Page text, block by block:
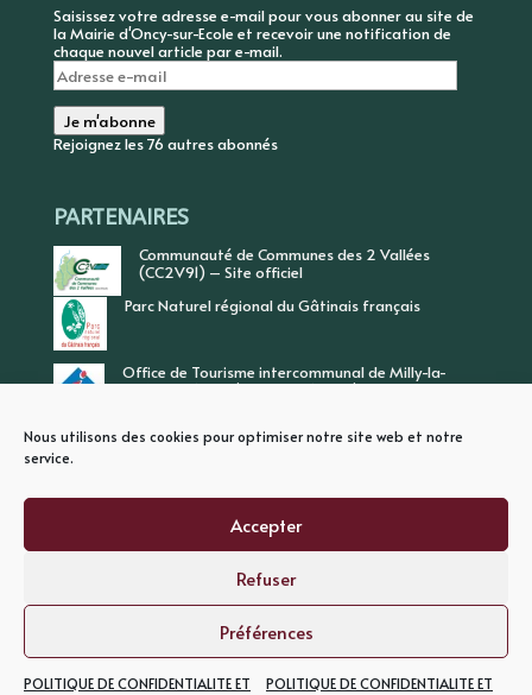
Nous utilisons des cookies pour optimiser notre site web et notre
service.
Accepter
Refuser
Préférences
POLITIQUE DE CONFIDENTIALITE ET POLITIQUE DE CONFIDENTIALITE ET
Saisissez votre adresse e-mail pour vous abonner au site de
la Mairie d'Oncy-sur-Ecole et recevoir une notification de
chaque nouvel article par e-mail.
Adresse
e-
mail
Je m'abonne
Rejoignez les 76 autres abonnés
PARTENAIRES
Communauté de Communes des 2 Vallées
(CC2V91) – Site officiel
Parc Naturel régional du Gâtinais français
Office de Tourisme intercommunal de Milly-la-
Forêt, Vallée de l’Ecole, Vallée de l’Essonne
MENTIONS LEGALES
POLITIQUE DE CONFIDENTIALITE